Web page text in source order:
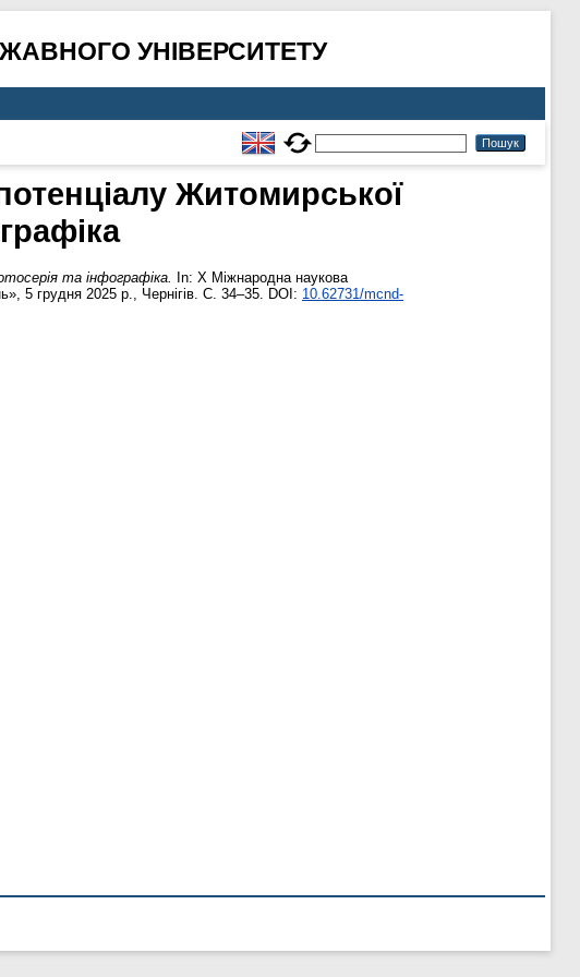
УНІВЕРСИТЕТУ
Житомирської
та інфографіка.
In: X Міжнародна наукова
5 грудня 2025 р., Чернігів. С. 34–35. DOI: 10.62731/mcnd-